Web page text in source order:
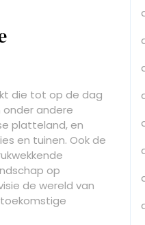
die tot op de dag
onder andere
platteland, en
en tuinen. Ook de
op
de wereld van